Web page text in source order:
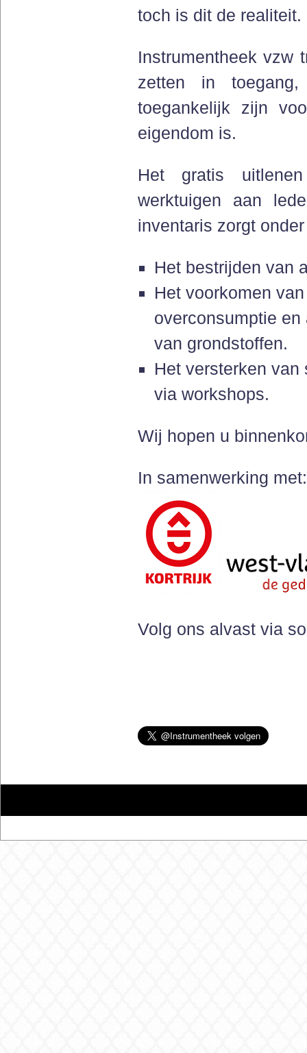
toch is dit de realiteit.
Instrumentheek vzw
zetten in
toegankelijk zijn
eigendom is.
Het gratis
werktuigen aan
inventaris zorgt
Het bestrijden van
Het voorkomen
overconsumptie
van grondstoffen.
Het versterken
via workshops.
Wij hopen u
In samenwerking met:
Volg ons alvast via